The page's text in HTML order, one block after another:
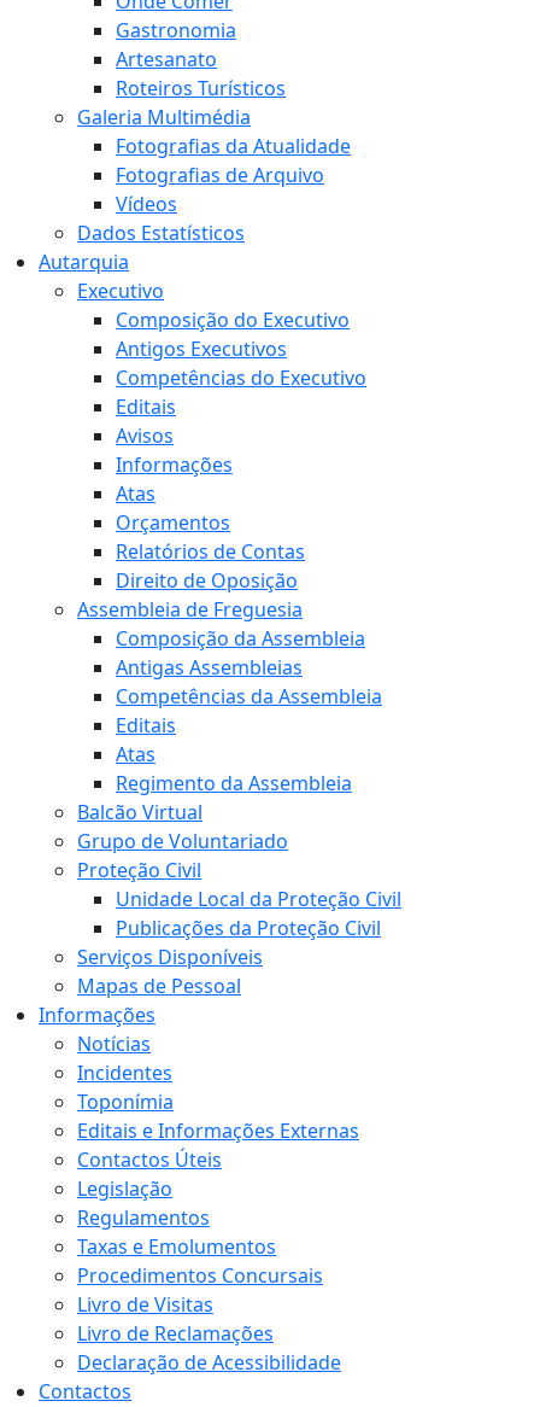
Gastronomia
Artesanato
Roteiros Turísticos
Galeria Multimédia
Fotografias da Atualidade
Fotografias de Arquivo
Vídeos
Dados Estatísticos
Autarquia
Executivo
Composição do Executivo
Antigos Executivos
Competências do Executivo
Editais
Avisos
Informações
Atas
Orçamentos
Relatórios de Contas
Direito de Oposição
Assembleia de Freguesia
Composição da Assembleia
Antigas Assembleias
Competências da Assembleia
Editais
Atas
Regimento da Assembleia
Balcão Virtual
Grupo de Voluntariado
Proteção Civil
Unidade Local da Proteção Civil
Publicações da Proteção Civil
Serviços Disponíveis
Mapas de Pessoal
Informações
Notícias
Incidentes
Toponímia
Editais e Informações Externas
Contactos Úteis
Legislação
Regulamentos
Taxas e Emolumentos
Procedimentos Concursais
Livro de Visitas
Livro de Reclamações
Declaração de Acessibilidade
Contactos